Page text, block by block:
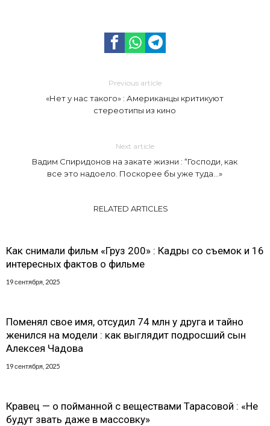
Previous article
«Нет у нас такого» : Американцы критикуют
стереотипы из кино
Next article
Вадим Спиридонов на закате жизни : “Господи, как
все это надоело. Поскорее бы уже туда…»
RELATED ARTICLES
Как снимали фильм «Груз 200» : Кадры со съемок и 16
интересных фактов о фильме
19 сентября, 2025
Поменял свое имя, отсудил 74 млн у друга и тайно
женился на модели : как выглядит подросший сын
Алексея Чадова
19 сентября, 2025
Кравец — о пойманной с веществами Тарасовой : «Не
будут звать даже в массовку»